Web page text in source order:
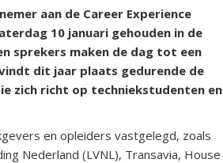
aan de Career Experience
10 januari gehouden in de
sprekers maken de dag tot een
dit jaar plaats gedurende de
zich richt op techniekstudenten en
en opleiders vastgelegd, zoals
Nederland (LVNL), Transavia, House